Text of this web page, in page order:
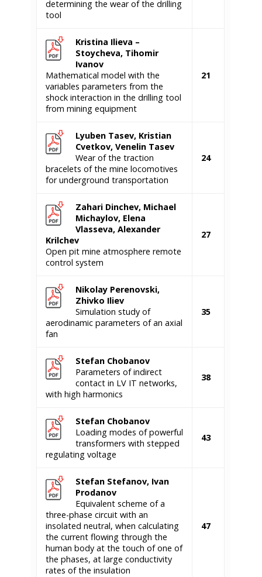
determining the wear of the drilling
tool
Kristina Ilieva –
Stoycheva, Tihomir
Ivanov
Mathematical model with the
variables parameters from the
shock interaction in the drilling tool
from mining equipment
21
Lyuben Tasev, Kristian
Cvetkov, Venelin Tasev
Wear of the traction
bracelets of the mine locomotives
for underground transportation
24
Zahari Dinchev, Michael
Michaylov, Elena
Vlasseva, Alexander
Krilchev
Open pit mine atmosphere remote
control system
27
Nikolay Perenovski,
Zhivko Iliev
Simulation study of
aerodinamic parameters of an axial
fan
35
Stefan Chobanov
Parameters of indirect
contact in LV IT networks,
with high harmonics
38
Stefan Chobanov
Loading modes of powerful
transformers with stepped
regulating voltage
43
Stefan Stefanov, Ivan
Prodanov
Equivalent scheme of a
three-phase circuit with an
insolated neutral, when calculating
the current flowing through the
human body at the touch of one of
the phases, at large conductivity
rates of the insulation
47